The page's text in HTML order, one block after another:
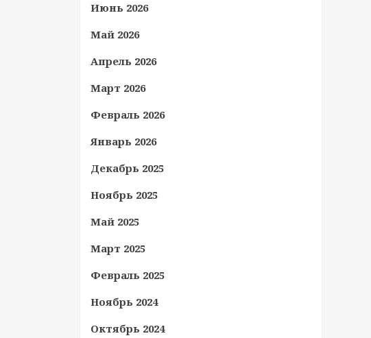
Июнь 2026
Май 2026
Апрель 2026
Март 2026
Февраль 2026
Январь 2026
Декабрь 2025
Ноябрь 2025
Май 2025
Март 2025
Февраль 2025
Ноябрь 2024
Октябрь 2024